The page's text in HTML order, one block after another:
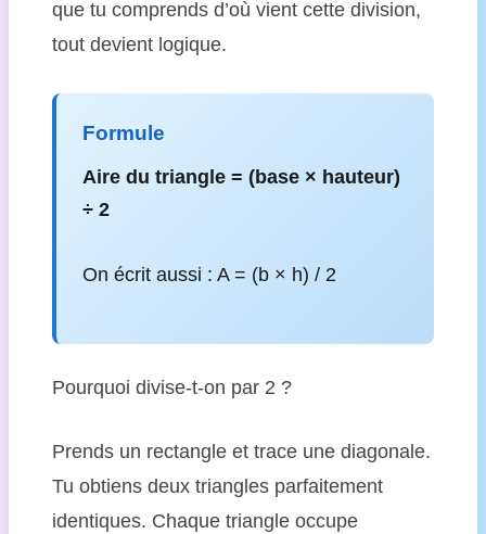
que tu comprends d’où vient cette division,
tout devient logique.
Formule
Aire du triangle = (base × hauteur)
÷ 2
On écrit aussi : A = (b × h) / 2
Pourquoi divise-t-on par 2 ?
Prends un rectangle et trace une diagonale.
Tu obtiens deux triangles parfaitement
identiques. Chaque triangle occupe